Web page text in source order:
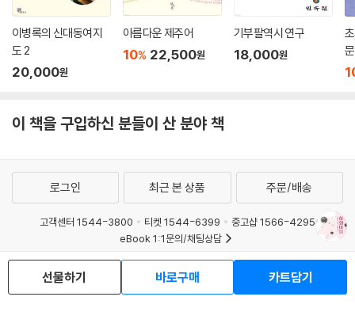
이병록의 신대동여지
도 2
20,000원
아름다운 제주어
10% 22,500원
기부팔역시 연구
18,000원
이 책을 구입하신 분들이 산 분야 책
선물하기 바로구매 카트담기
로그인 최근 본 상품 주문/배송
고객센터 1544-3800 티켓 1544-6399
중고샵 1566-4295
eBook 1:1문의/채팅상담
예스이십사(주) 사업자 정보
이용약관
개인정보처리방침
청소년보호정책